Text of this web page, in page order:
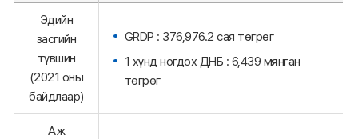
Эдийн
засгийн
түвшин
(2021 оны
байдлаар)
GRDP : 376,976.2 сая төгрөг
1 хүнд ногдох ДНБ : 6,439 мянган
төгрөг
Аж